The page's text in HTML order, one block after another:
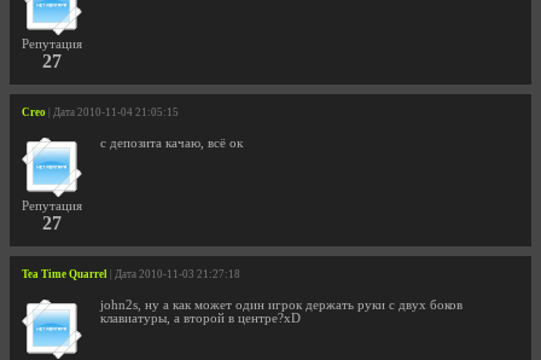
Репутация
27
Creo | Дата 2010-11-04 21:05:15
Репутация
27
c депозита качаю, всё ок
Tea Time Quarrel | Дата 2010-11-03 21:27:18
john2s, ну а как может один игрок держать руки с двух боков
клавиатуры, а второй в центре?xD